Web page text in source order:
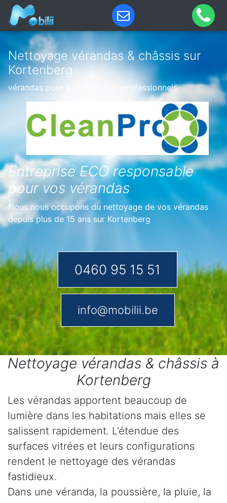
Nettoyage vérandas & châssis sur
Kortenberg
vérandas pour particuliers et professionnels
Entreprise ECO responsable
pour vos vérandas
Nous nous occupons du nettoyage de vos vérandas
depuis plus de 15 ans sur Kortenberg
0460 95 15 51
info@mobilii.be
Nettoyage vérandas & châssis à
Kortenberg
Les vérandas apportent beaucoup de
lumière dans les habitations mais elles se
salissent rapidement. L’étendue des
surfaces vitrées et leurs configurations
rendent le nettoyage des vérandas
fastidieux.
Dans une véranda, la poussière, la pluie, la